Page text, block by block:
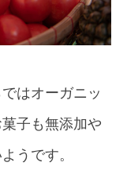
はオーガニッ
子も無添加や
うです。